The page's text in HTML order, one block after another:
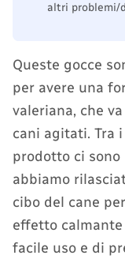
altri problemi/
Queste gocce
per avere una
valeriana, che
cani agitati. Tra
prodotto ci
abbiamo
cibo del cane
effetto
facile uso e di